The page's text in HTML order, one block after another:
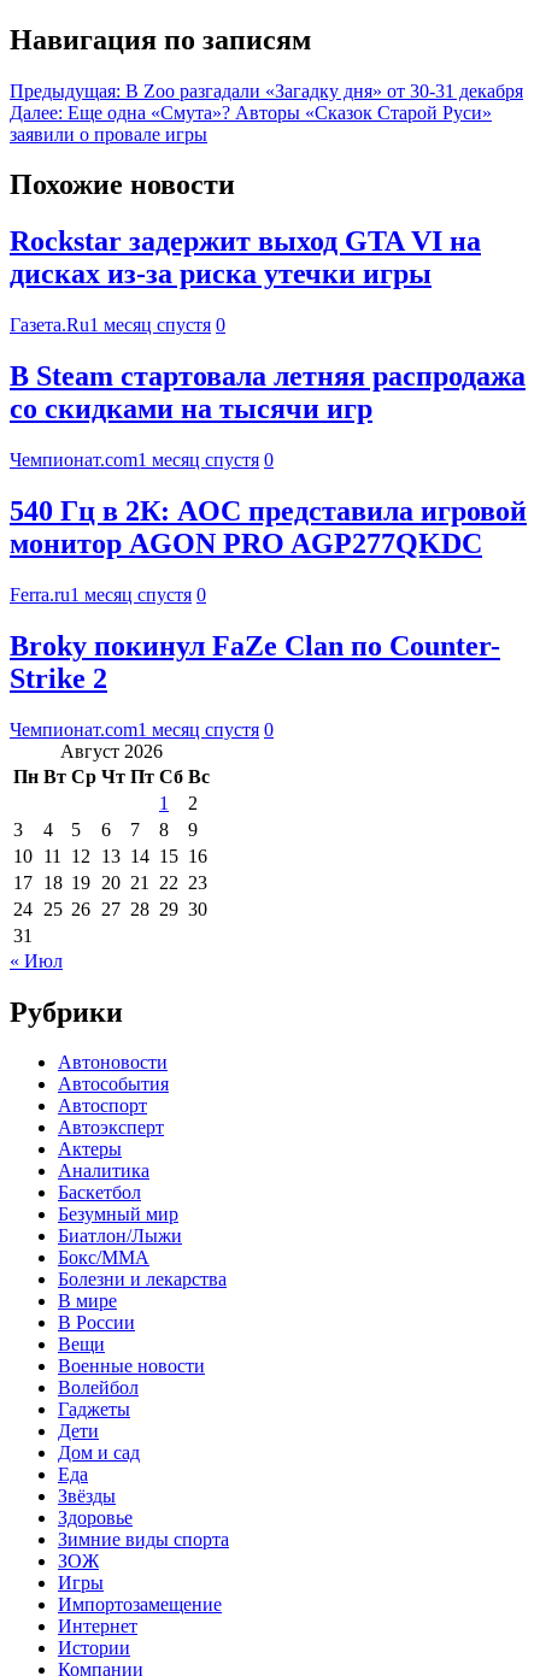
Навигация по записям
Предыдущая: В Zoo разгадали «Загадку дня» от 30-31 декабря
Далее: Еще одна «Смута»? Авторы «Сказок Старой Руси»
заявили о провале игры
Похожие новости
Rockstar задержит выход GTA VI на
дисках из-за риска утечки игры
Газета.Ru1 месяц спустя 0
В Steam стартовала летняя распродажа
со скидками на тысячи игр
Чемпионат.com1 месяц спустя 0
540 Гц в 2К: AOC представила игровой
монитор AGON PRO AGP277QKDC
Ferra.ru1 месяц спустя 0
Broky покинул FaZe Clan по Counter-
Strike 2
Чемпионат.com1 месяц спустя 0
Август 2026
Пн Вт Ср Чт Пт Сб Вс
1
2
3
4 5 6 7 8
9
10 11 12 13 14 15 16
17 18 19 20 21 22 23
24 25 26 27 28 29 30
31
« Июл
Рубрики
Автоновости
Автособытия
Автоспорт
Автоэксперт
Актеры
Аналитика
Баскетбол
Безумный мир
Биатлон/Лыжи
Бокс/MMA
Болезни и лекарства
В мире
В России
Вещи
Военные новости
Волейбол
Гаджеты
Дети
Дом и сад
Еда
Звёзды
Здоровье
Зимние виды спорта
ЗОЖ
Игры
Импортозамещение
Интернет
Истории
Компании